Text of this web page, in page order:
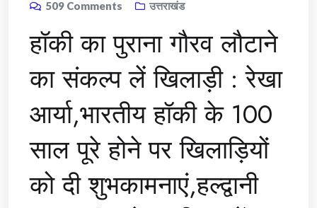
509 Comments उत्तराखंड
हॉकी का पुराना गौरव लौटाने
का संकल्प लें खिलाड़ी : रेखा
आर्या,भारतीय हॉकी के 100
साल पूरे होने पर खिलाड़ियों
को दी शुभकामनाएं,हल्द्वानी